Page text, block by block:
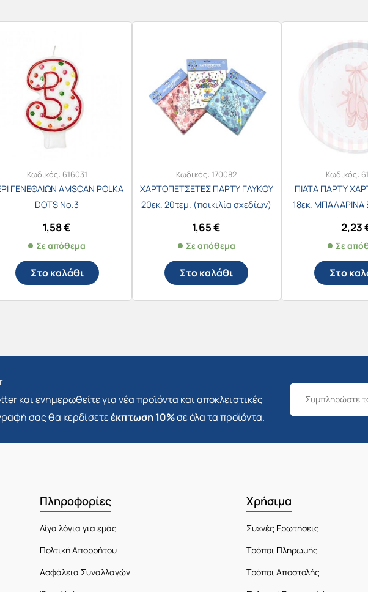
Κωδικός: 616031
ΓΕΝΕΘΛΙΩΝ AMSCAN POLKA
DOTS No.3
1,58€
Σε απόθεμα
Στο καλάθι
Κωδικός: 170082
ΧΑΡΤΟΠΕΤΣΕΤΕΣ ΠΑΡΤΥ ΓΛΥΚΟΥ
20εκ. 20τεμ. (ποικιλία σχεδίων)
1,65€
Σε απόθεμα
Στο καλάθι
Κωδικός:
ΠΙΑΤΑ ΠΑΡΤΥ
18εκ. ΜΠΑΛΑΡΙΝΑ
2,23
Σε
Στο
και ενημερωθείτε για νέα προϊόντα και αποκλειστικές
σας θα κερδίσετεέκπτωση 10%σε όλα τα προϊόντα.
Πληροφορίες
Λίγα λόγια για εμάς
Πολτική Απορρήτου
Ασφάλεια Συναλλαγών
Χρήσιμα
Συχνές Ερωτήσεις
Τρόποι Πληρωμής
Τρόποι Αποστολής